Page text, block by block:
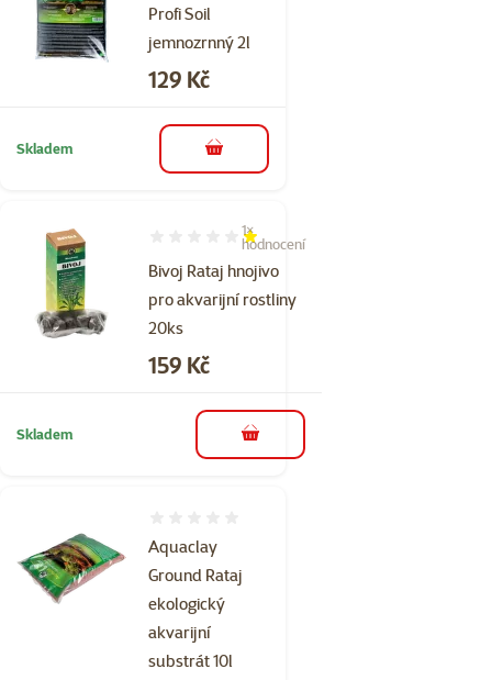
Profi Soil
jemnozrnný 2l
Cena
129 Kč
Skladem do košíku
Bivoj Rataj hnojivo
pro akvarijní rostliny
20ks
Hodnocení 20%, počet hodnocení: 1
1×
hodnocení
Cena
159 Kč
Skladem do košíku
Aquaclay
Ground Rataj
ekologický
akvarijní
substrát 10l